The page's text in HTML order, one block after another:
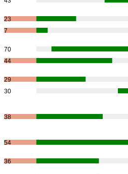
23
7
70
44
29
30
38
54
36